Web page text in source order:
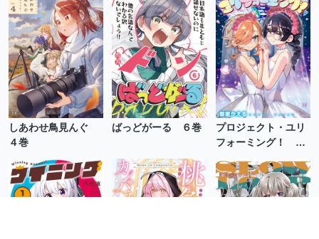
しあわせ鳥見んぐ
４巻
ばっどがーる ６巻
プロジェクト・ユリ
フォーミング！ ２